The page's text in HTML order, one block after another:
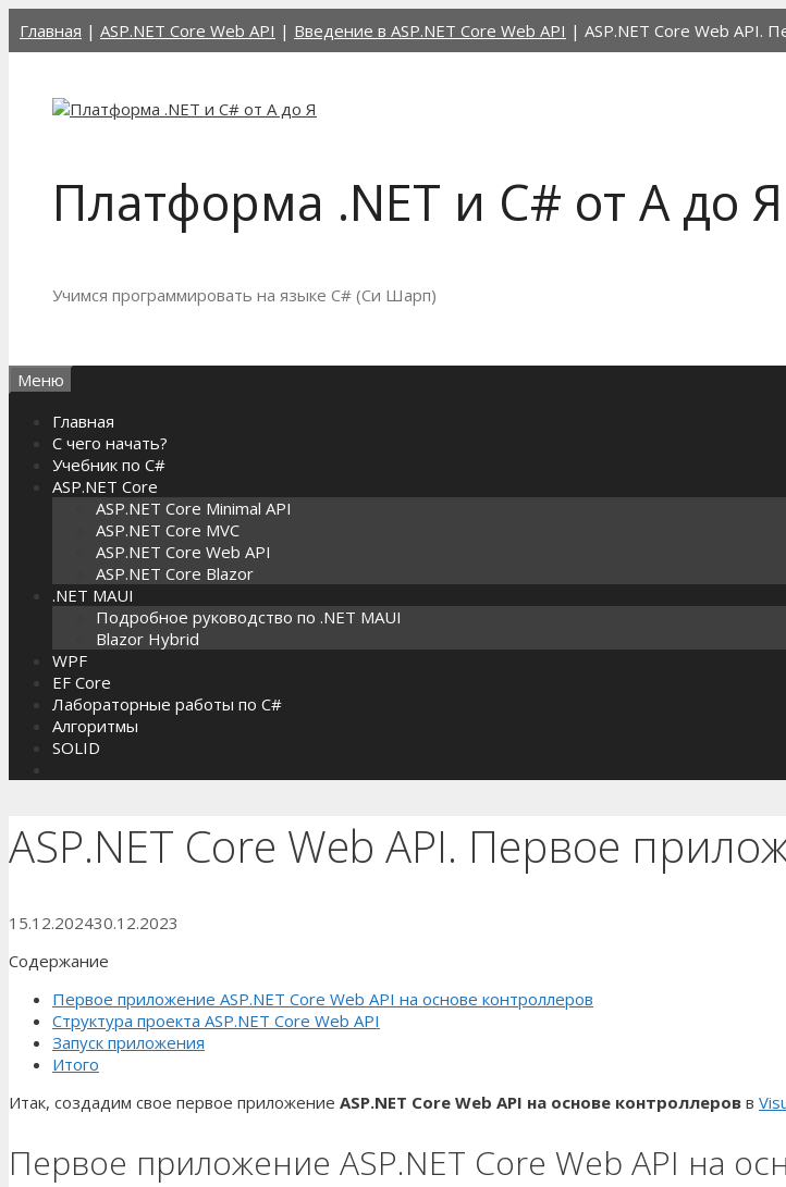
Главная | ASP.NET Core Web API | Введение в ASP.NET Core Web API | ASP.NET Core Web API.
Платформа .NET и C# от А до Я
Учимся программировать на языке C# (Си Шарп)
Меню
Главная
С чего начать?
Учебник по C#
ASP.NET Core
ASP.NET Core Minimal API
ASP.NET Core MVC
ASP.NET Core Web API
ASP.NET Core Blazor
.NET MAUI
Подробное руководство по .NET MAUI
Blazor Hybrid
WPF
EF Core
Лабораторные работы по C#
Алгоритмы
SOLID
ASP.NET Core Web API. Первое
15.12.202430.12.2023
Содержание
Первое приложение ASP.NET Core Web API на основе контроллеров
Структура проекта ASP.NET Core Web API
Запуск приложения
Итого
Итак, создадим свое первое приложение ASP.NET Core Web API на основе контроллеров в
Первое приложение ASP.NET Core Web API на